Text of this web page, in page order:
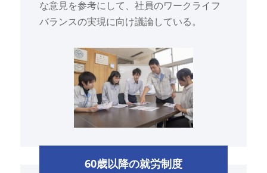
な意見を参考にして、社員のワークライフ
バランスの実現に向け議論している。
60歳以降の就労制度